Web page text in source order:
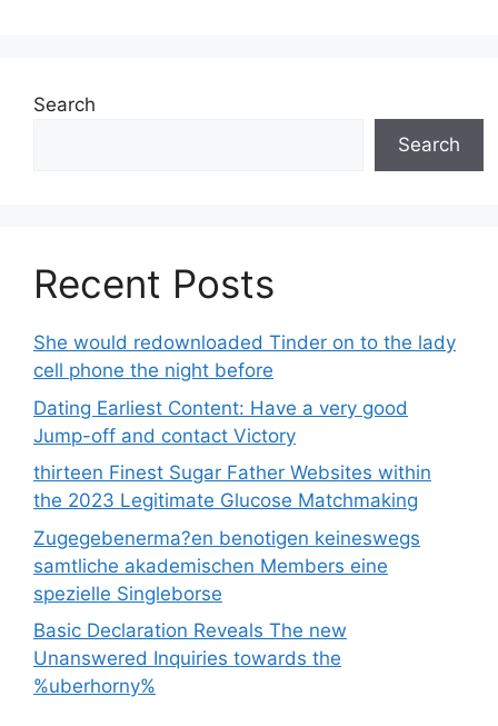
Search
Search
Recent Posts
She would redownloaded Tinder on to the lady
cell phone the night before
Dating Earliest Content: Have a very good
Jump-off and contact Victory
thirteen Finest Sugar Father Websites within
the 2023 Legitimate Glucose Matchmaking
Zugegebenerma?en benotigen keineswegs
samtliche akademischen Members eine
spezielle Singleborse
Basic Declaration Reveals The new
Unanswered Inquiries towards the
%uberhorny%